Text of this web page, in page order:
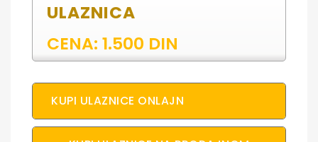
ULAZNICA
CENA: 1.500 DIN
KUPI ULAZNICE ONLAJN